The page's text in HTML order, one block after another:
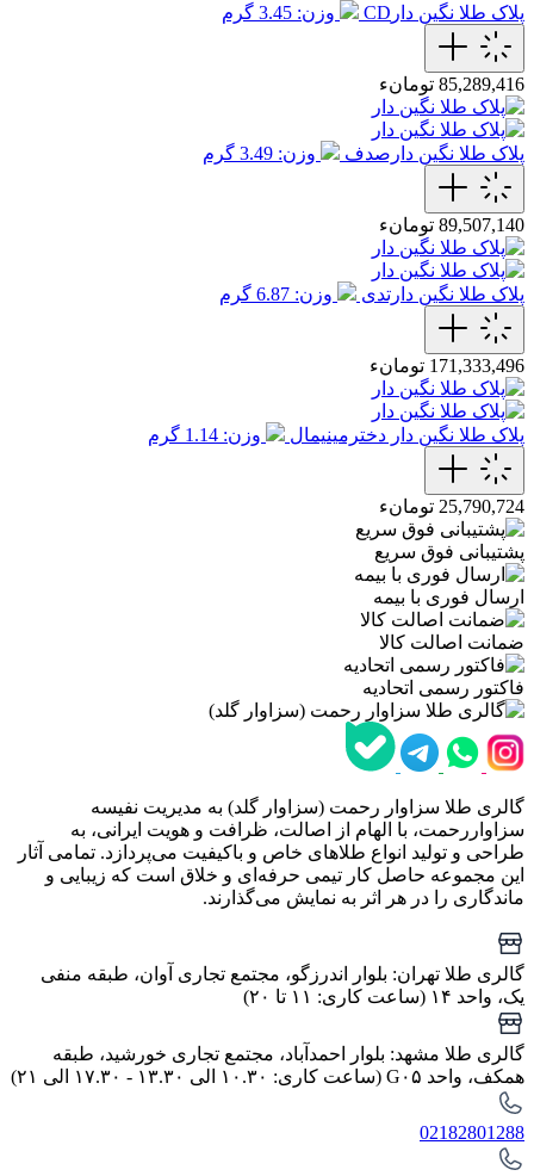
پلاک طلا نگین دارCD وزن: 3.45 گرم
85,289,416 تومانء
پلاک طلا نگین دارصدف وزن: 3.49 گرم
89,507,140 تومانء
پلاک طلا نگین دارتدی وزن: 6.87 گرم
171,333,496 تومانء
پلاک طلا نگین دار دخترمینیمال وزن: 1.14 گرم
25,790,724 تومانء
پشتیبانی فوق سریع
ارسال فوری با بیمه
ضمانت اصالت کالا
فاکتور رسمی اتحادیه
گالری طلا سزاوار رحمت (سزاوار گلد) به مدیریت نفیسه
سزاواررحمت، با الهام از اصالت، ظرافت و هویت ایرانی، به
طراحی و تولید انواع طلاهای خاص و باکیفیت می‌پردازد. تمامی آثار
این مجموعه حاصل کار تیمی حرفه‌ای و خلاق است که زیبایی و
ماندگاری را در هر اثر به نمایش می‌گذارند.
گالری طلا تهران: بلوار اندرزگو، مجتمع تجاری آوان، طبقه منفی
یک، واحد ۱۴ (ساعت کاری: ۱۱ تا ۲۰)
گالری طلا مشهد: بلوار احمدآباد، مجتمع تجاری خورشید، طبقه
همکف، واحد G۰۵ (ساعت کاری: ۱۰.۳۰ الی ۱۳.۳۰ - ۱۷.۳۰ الی ۲۱)
02182801288